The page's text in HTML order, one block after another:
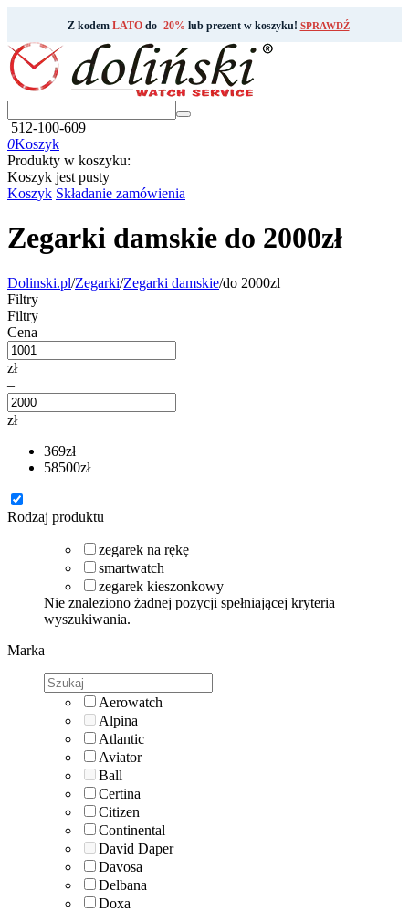
Z kodem LATOdo -20% lub prezent w koszyku! SPRAWDŹ
512-100-609
0Koszyk
Produkty w koszyku:
Koszyk jest pusty
Koszyk Składanie zamówienia
Zegarki damskie do 2000zł
Dolinski.pl/Zegarki/Zegarki damskie/do 2000zl
Filtry
Filtry
Cena
zł
–
zł
369zł
58500zł
Rodzaj produktu
zegarek na rękę
smartwatch
zegarek kieszonkowy
Nie znaleziono żadnej pozycji spełniającej kryteria
wyszukiwania.
Marka
Aerowatch
Alpina
Atlantic
Aviator
Ball
Certina
Citizen
Continental
David Daper
Davosa
Delbana
Doxa